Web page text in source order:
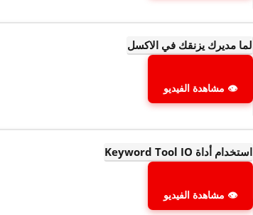
لما مديرك يزنقك في الاكسل
👁 مشاهدة الفيديو
استخدام أداة Keyword Tool IO
👁 مشاهدة الفيديو